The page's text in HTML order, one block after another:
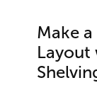
Make
Layout